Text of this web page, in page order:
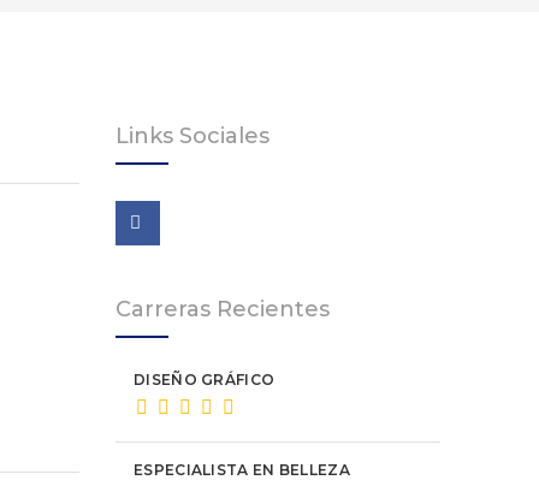
Links Sociales
Carreras Recientes
DISEÑO GRÁFICO
ESPECIALISTA EN BELLEZA